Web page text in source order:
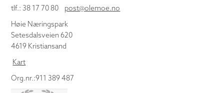
tlf.: 38 17 70 80 post@olemoe.no
Høie Næringspark
Setesdalsveien 620
4619 Kristiansand
Kart
Org.nr.:911 389 487